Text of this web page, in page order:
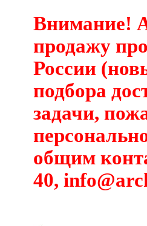
Внимание!
продажу
России
подбора
задачи,
общим
40,